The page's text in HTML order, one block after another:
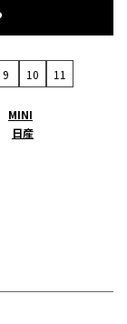
9 10 11
MINI
日産